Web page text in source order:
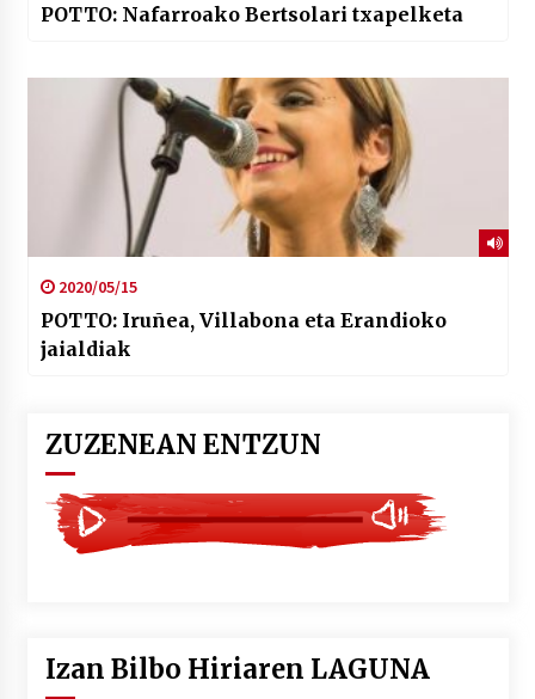
POTTO: Nafarroako Bertsolari txapelketa
2020/05/15
POTTO: Iruñea, Villabona eta Erandioko
jaialdiak
ZUZENEAN ENTZUN
Izan Bilbo Hiriaren LAGUNA